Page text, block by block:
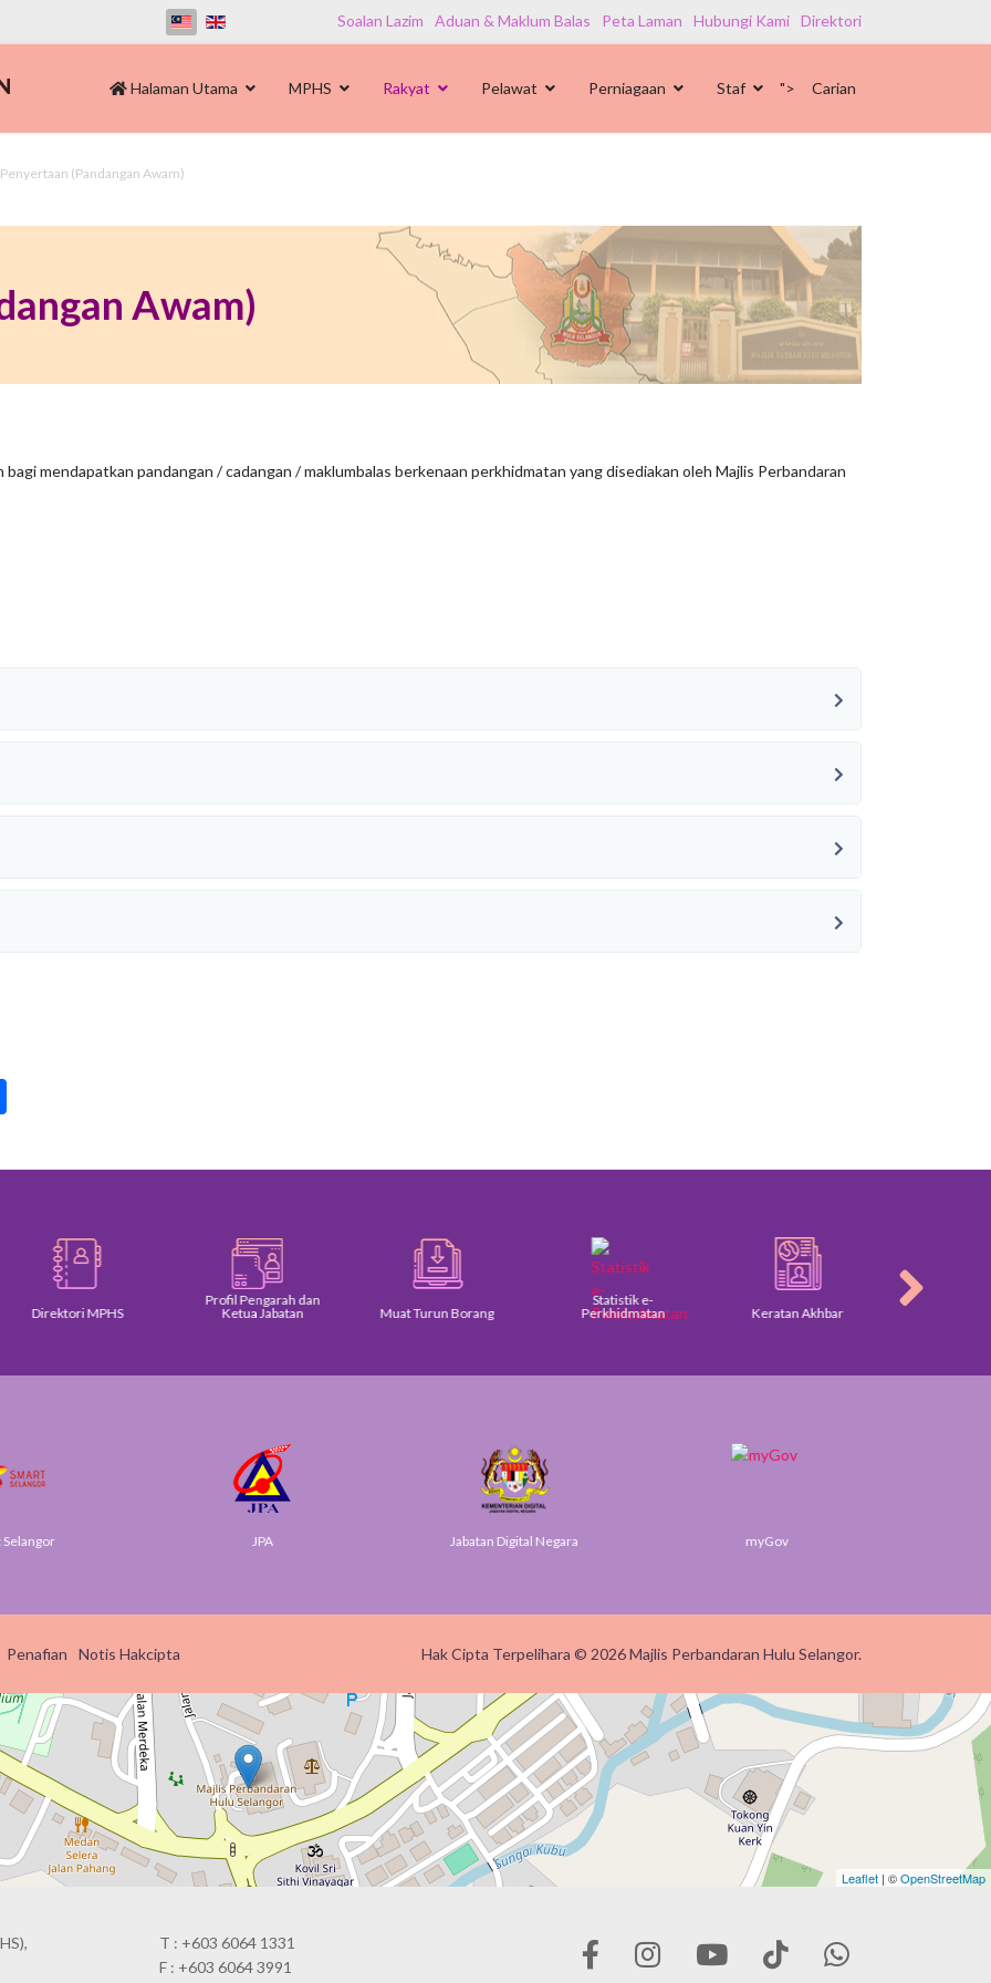
Soalan Lazim Aduan & Maklum Balas Peta Laman Hubungi Kami Direktori
Halaman Utama MPHS Rakyat Pelawat Perniagaan Staf "> Carian
(Pandangan Awam)
Awam)
mendapatkan pandangan / cadangan / maklumbalas berkenaan perkhidmatan yang disediakan oleh Majlis Perbandaran
Direktori MPHS
Profil Pengarah dan
Ketua Jabatan
Muat Turun Borang
Statistik e-
Perkhidmatan
Keratan Akhbar
JPA Jabatan Digital Negara myGov
Penafian Notis Hakcipta Hak Cipta Terpelihara © 2026 Majlis Perbandaran Hulu Selangor.
Leaflet | ©OpenStreetMap
T : +603 6064 1331
F : +603 6064 3991